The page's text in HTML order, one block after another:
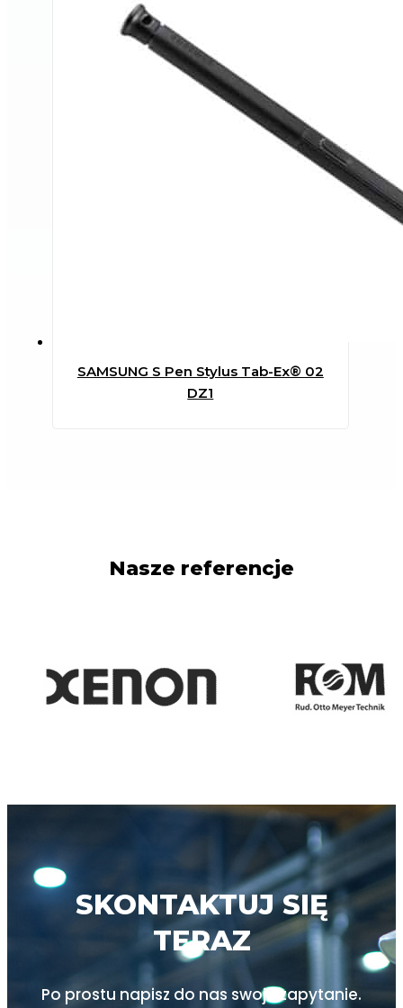
SAMSUNG S Pen Stylus Tab-Ex® 02
DZ1
Nasze referencje
SKONTAKTUJ SIĘ
TERAZ
Po prostu napisz do nas swoje zapytanie.